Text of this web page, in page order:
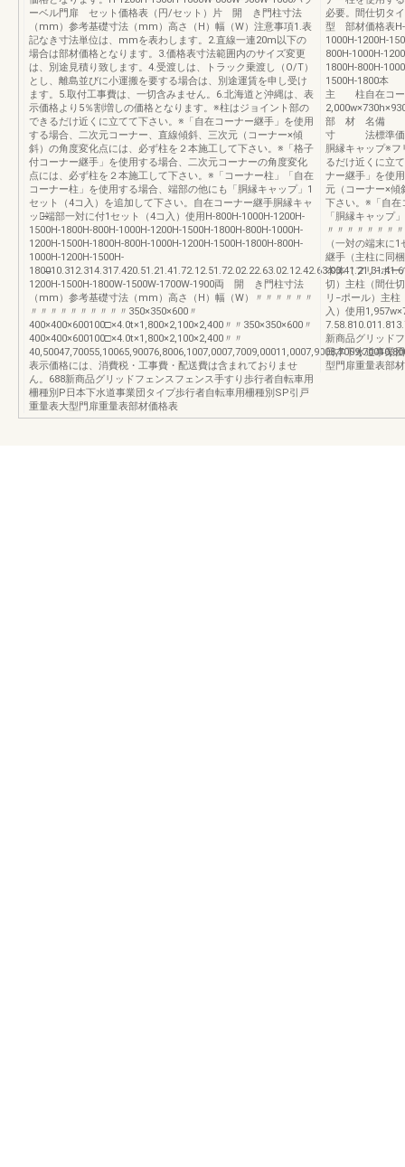
ーベル門扉 セット価格表（円/セット）片 開 き門柱寸法
（mm）参考基礎寸法（mm）高さ（H）幅（W）注意事項1.表
記なき寸法単位は、mmを表わします。2.直線一連20m以下の
場合は部材価格となります。3.価格表寸法範囲内のサイズ変更
は、別途見積り致します。4.受渡しは、トラック乗渡し（O/T）
とし、離島並びに小運搬を要する場合は、別途運賃を申し受け
ます。5.取付工事費は、一切含みません。6.北海道と沖縄は、表
示価格より5％割増しの価格となります。※柱はジョイント部の
できるだけ近くに立てて下さい。※「自在コーナー継手」を使用
する場合、二次元コーナー、直線傾斜、三次元（コーナー×傾
斜）の角度変化点には、必ず柱を２本施工して下さい。※「格子
付コーナー継手」を使用する場合、二次元コーナーの角度変化
点には、必ず柱を２本施工して下さい。※「コーナー柱」「自在
コーナー柱」を使用する場合、端部の他にも「胴縁キャップ」1
セット（4コ入）を追加して下さい。自在コーナー継手胴縁キャ
ップ̶̶端部一対に付1セット（4コ入）使用H-800H-1000H-1200H-
1500H-1800H-800H-1000H-1200H-1500H-1800H-800H-1000H-
1200H-1500H-1800H-800H-1000H-1200H-1500H-1800H-800H-
1000H-1200H-1500H-
1200H-1500H-1800W-1500W-1700W-1900両 開 き門柱寸法
（mm）参考基礎寸法（mm）高さ（H）幅（W）〃〃〃〃〃〃
〃〃〃〃〃〃〃〃〃〃350×350×600〃
400×400×600100□×4.0t×1,800×2,100×2,400〃〃350×350×600〃
400×400×600100□×4.0t×1,800×2,100×2,400〃〃
表示価格には、消費税・工事費・配送費は含まれておりませ
ん。688新商品グリッドフェンスフェンス手すり歩行者自転車用
柵種別P日本下水道事業団タイプ歩行者自転車用柵種別SP引戸
重量表大型門扉重量表部材価格表
必要。間仕切タ
型 部材価格表H-
1000H-1200H-
800H-1000H-
1800H-800H-
1500H-1800本
主 柱自在コ
部 材 名備 考
寸 法標準価格
胴縁キャップ※フ
るだけ近くに立
ナー継手」を使
元（コーナー×傾
下さい。※「自在
「胴縁キャップ
〃〃〃〃〃〃〃
（一対の端末に
継手（主柱に同
本体（フリ−ポー
切）主柱（間仕
リ−ポール）主
入）使用
新商品グリッド
日本下水道事業
型門扉重量表部